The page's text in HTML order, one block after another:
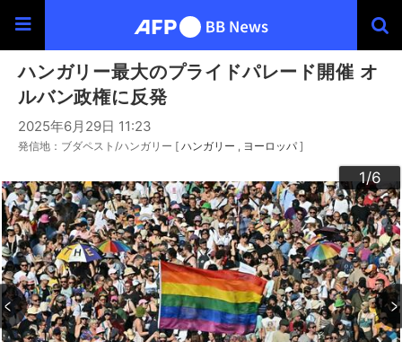
ハンガリー最大のプライドパレード開催 オ
ルバン政権に反発
2025年6月29日 11:23
発信地：ブダペスト/ハンガリー [ ハンガリー ヨーロッパ ]
1/6
2/6
3/6
4/6
5/6
6/6